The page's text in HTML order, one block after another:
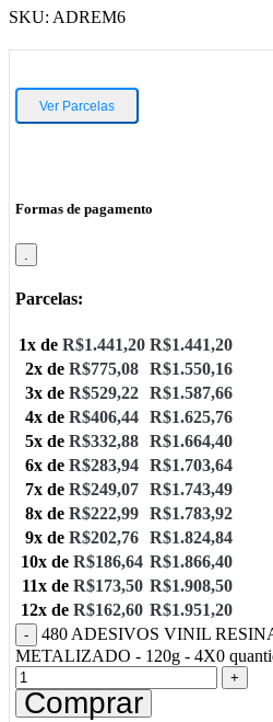
SKU: ADREM6
Ver Parcelas
Formas de pagamento
Parcelas:
1x de R$1.441,20 R$1.441,20
2x de R$775,08 R$1.550,16
3x de R$529,22 R$1.587,66
4x de R$406,44 R$1.625,76
5x de R$332,88 R$1.664,40
6x de R$283,94 R$1.703,64
7x de R$249,07 R$1.743,49
8x de R$222,99 R$1.783,92
9x de R$202,76 R$1.824,84
10x de R$186,64 R$1.866,40
11x de R$173,50 R$1.908,50
12x de R$162,60 R$1.951,20
480 ADESIVOS VINIL
METALIZADO - 120g - 4X0
Comprar